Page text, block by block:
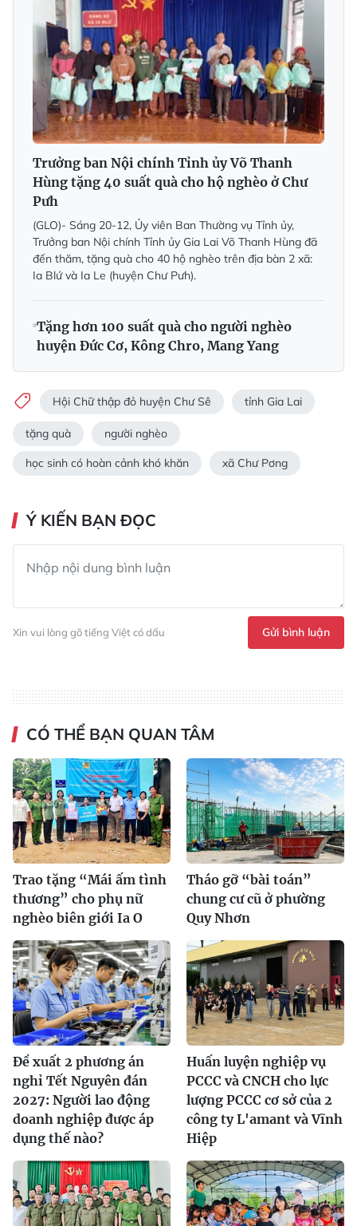
Trưởng ban Nội chính Tỉnh ủy Võ Thanh
Hùng tặng 40 suất quà cho hộ nghèo ở Chư
Pưh
(GLO)- Sáng 20-12, Ủy viên Ban Thường vụ Tỉnh ủy,
Trưởng ban Nội chính Tỉnh ủy Gia Lai Võ Thanh Hùng đã
đến thăm, tặng quà cho 40 hộ nghèo trên địa bàn 2 xã:
Ia Blứ và Ia Le (huyện Chư Pưh).
Tặng hơn 100 suất quà cho người nghèo
huyện Đức Cơ, Kông Chro, Mang Yang
Hội Chữ thập đỏ huyện Chư Sê tỉnh Gia Lai
tặng quà người nghèo
học sinh có hoàn cảnh khó khăn xã Chư Pơng
Ý KIẾN BẠN ĐỌC
Xin vui lòng gõ tiếng Việt có dấu Gửi bình luận
CÓ THỂ BẠN QUAN TÂM
Trao tặng “Mái ấm tình
thương” cho phụ nữ
nghèo biên giới Ia O
Tháo gỡ “bài toán”
chung cư cũ ở phường
Quy Nhơn
Đề xuất 2 phương án
nghỉ Tết Nguyên đán
2027: Người lao động
doanh nghiệp được áp
dụng thế nào?
Huấn luyện nghiệp vụ
PCCC và CNCH cho lực
lượng PCCC cơ sở của 2
công ty L'amant và Vĩnh
Hiệp